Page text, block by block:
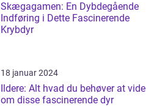
Skægagamen: En Dybdegående
Indføring i Dette Fascinerende
Krybdyr
18 januar 2024
Ildere: Alt hvad du behøver at vide
om disse fascinerende dyr